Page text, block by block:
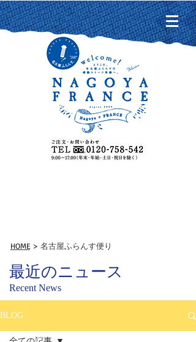
HOME > 名古屋ふらんす便り
最近のニュース
Recent News
BLOG